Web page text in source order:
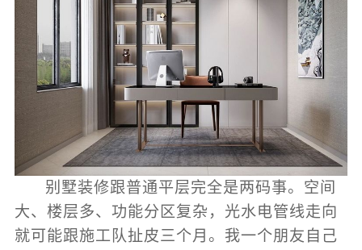
别墅装修跟普通平层完全是两码事。空间
大、楼层多、功能分区复杂，光水电管线走向
就可能跟施工队扯皮三个月。我一个朋友自己